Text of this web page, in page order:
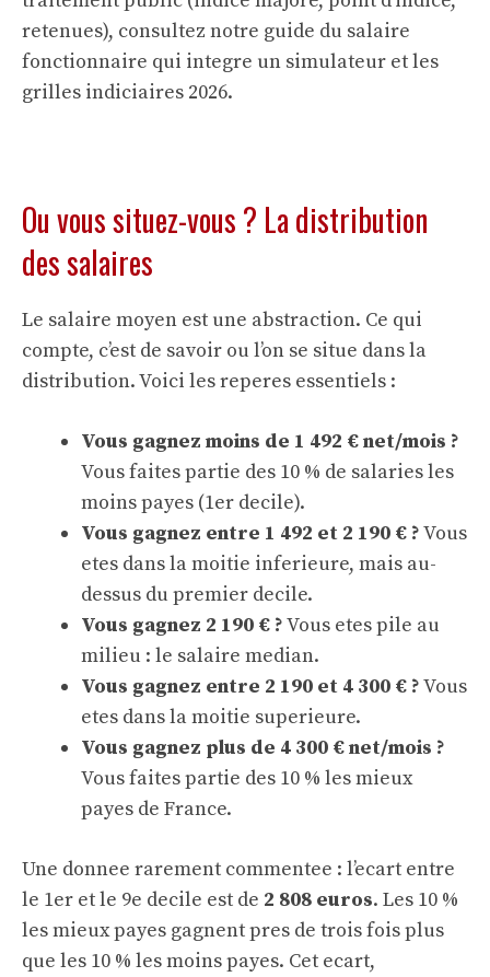
retenues), consultez notre guide du salaire
fonctionnaire qui integre un simulateur et les
grilles indiciaires 2026.
Ou vous situez-vous ? La distribution
des salaires
Le salaire moyen est une abstraction. Ce qui
compte, c’est de savoir ou l’on se situe dans la
distribution. Voici les reperes essentiels :
Vous gagnez moins de 1 492 € net/mois ?
Vous faites partie des 10 % de salaries les
moins payes (1er decile).
Vous gagnez entre 1 492 et 2 190 € ?Vous
etes dans la moitie inferieure, mais au-
dessus du premier decile.
Vous gagnez 2 190 € ?Vous etes pile au
milieu : le salaire median.
Vous gagnez entre 2 190 et 4 300 € ?Vous
etes dans la moitie superieure.
Vous gagnez plus de 4 300 € net/mois ?
Vous faites partie des 10 % les mieux
payes de France.
Une donnee rarement commentee : l’ecart entre
le 1er et le 9e decile est de 2 808 euros. Les 10 %
les mieux payes gagnent pres de trois fois plus
que les 10 % les moins payes. Cet ecart,